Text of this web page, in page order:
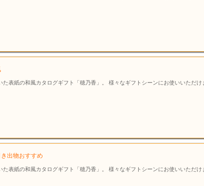
表紙の和風カタログギフト「穂乃香」。 様々なギフトシーンにお使いいただけ
出物おすすめ
表紙の和風カタログギフト「穂乃香」。 様々なギフトシーンにお使いいただけ